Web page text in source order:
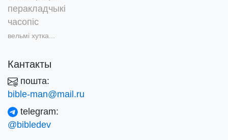
перакладчыкі
часопіс
вельмі хутка...
Кантакты
пошта:
bible-man@mail.ru
telegram:
@bibledev